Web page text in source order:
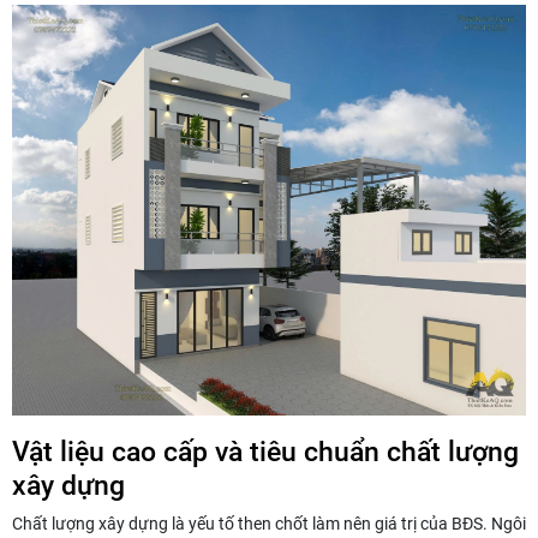
Vật liệu cao cấp và tiêu chuẩn chất lượng
xây dựng
Chất lượng xây dựng là yếu tố then chốt làm nên giá trị của BĐS. Ngôi